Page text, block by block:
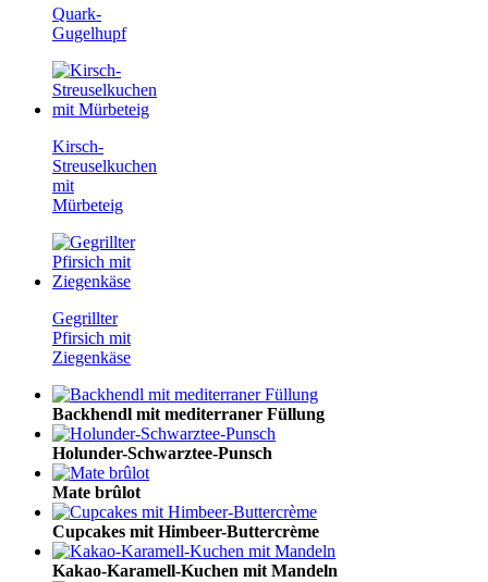
Quark-
Gugelhupf
Kirsch-
Streuselkuchen
mit
Mürbeteig
Gegrillter
Pfirsich mit
Ziegenkäse
Backhendl mit mediterraner Füllung
Holunder-Schwarztee-Punsch
Mate brûlot
Cupcakes mit Himbeer-Buttercrème
Kakao-Karamell-Kuchen mit Mandeln